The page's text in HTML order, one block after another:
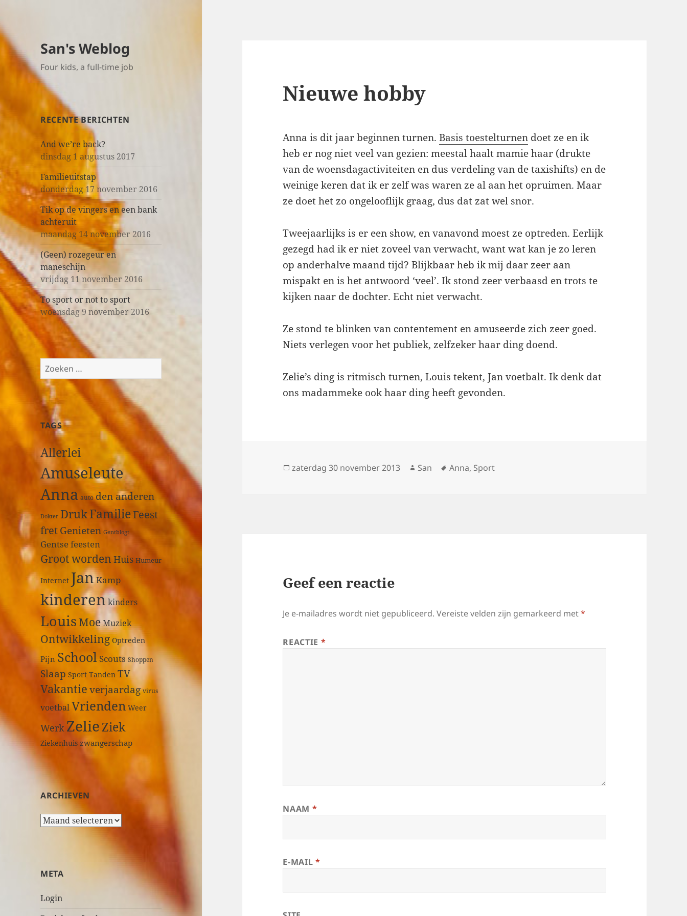
San's Weblog
Four kids, a full-time job
RECENTE BERICHTEN
And we’re back?
dinsdag 1 augustus 2017
Familieuitstap
donderdag 17 november 2016
Tik op de vingers en een bank
achteruit
maandag 14 november 2016
(Geen) rozegeur en
maneschijn
vrijdag 11 november 2016
To sport or not to sport
woensdag 9 november 2016
Z
o
e
k
n
a
r
TAGS
Allerlei
Amuseleute
Anna auto den anderen
Dokter DrukFamilieFeest
fretGenieten Gentblogt
Gentse feesten
Groot worden Huis Humeur
Internet JanKamp
kinderenkinders
LouisMoeMuziek
Ontwikkeling Optreden
Pijn SchoolScouts Shoppen
Slaap Sport Tanden TV
Vakantie verjaardag virus
voetbalVrienden Weer
Werk ZelieZiek
Ziekenhuis zwangerschap
ARCHIEVEN
A
i
v
META
Login
Nieuwe hobby
Anna is dit jaar beginnen turnen.Basis toestelturnen doet ze en ik
heb er nog niet veel van gezien: meestal haalt mamie haar (drukte
van de woensdagactiviteiten en dus verdeling van de taxishifts) en de
weinige keren dat ik er zelf was waren ze al aan het opruimen. Maar
ze doet het zo ongelooflijk graag, dus dat zat wel snor.
Tweejaarlijks is er een show, en vanavond moest ze optreden. Eerlijk
gezegd had ik er niet zoveel van verwacht, want wat kan je zo leren
op anderhalve maand tijd? Blijkbaar heb ik mij daar zeer aan
mispakt en is het antwoord ‘veel’. Ik stond zeer verbaasd en trots te
kijken naar de dochter. Echt niet verwacht.
Ze stond te blinken van contentement en amuseerde zich zeer goed.
Niets verlegen voor het publiek, zelfzeker haar ding doend.
Zelie’s ding is ritmisch turnen, Louis tekent, Jan voetbalt. Ik denk dat
ons madammeke ook haar ding heeft gevonden.
Geplaatst
zaterdag 30 november 2013 Auteur
San Tags
Anna, Sport
Geef een reactie
Je e-mailadres wordt niet gepubliceerd. Vereiste velden zijn gemarkeerd met*
REACTIE *
NAAM *
E-MAIL *